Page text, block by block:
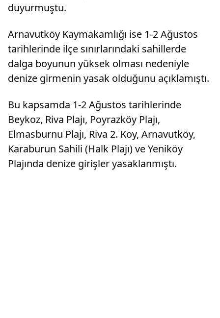
duyurmuştu.
Arnavutköy Kaymakamlığı ise 1-2 Ağustos
tarihlerinde ilçe sınırlarındaki sahillerde
dalga boyunun yüksek olması nedeniyle
denize girmenin yasak olduğunu açıklamıştı.
Bu kapsamda 1-2 Ağustos tarihlerinde
Beykoz, Riva Plajı, Poyrazköy Plajı,
Elmasburnu Plajı, Riva 2. Koy, Arnavutköy,
Karaburun Sahili (Halk Plajı) ve Yeniköy
Plajında denize girişler yasaklanmıştı.